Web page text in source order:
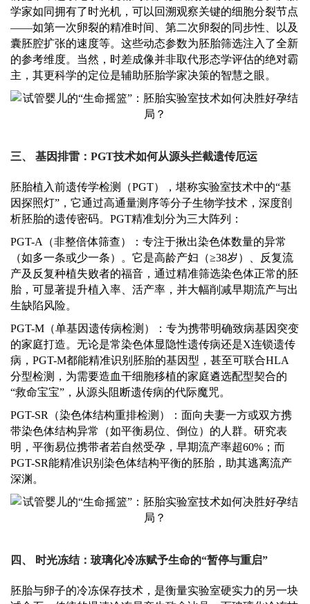
学家如同拥有了时光机，可以回溯观察关键的细胞分裂节点
——如第一次卵裂的精准时间、第二次卵裂的同步性、以及
囊胚腔扩张的速度等。这些动态参数为胚胎筛选注入了全新
的参考维度。当然，时差成像并非取代形态学评估的绝对霸
主，其更科学的定位是辅助胚胎学家决策的智慧之眼。
三、 基因排雷： PGT技术如何从源头拦截遗传厄运
胚胎植入前遗传学检测（PGT），堪称实验室技术中的“基
因探照灯”，它通过高通量测序等分子生物学技术，深度剖
析胚胎的遗传密码。PGT精准划分为三大阵列：
PGT-A（非整倍体筛查）：专注于揪出染色体数量的异常
（如多一条或少一条）。它是高龄产妇（≥38岁）、反复流
产及反复种植失败者的福音，通过精准筛选染色体正常的胚
胎，可显著提升植入率、活产率，并大幅削减早期流产与出
生缺陷风险。
PGT-M（单基因遗传病检测）：专为携带明确致病基因突变
的家庭打造。无论是常染色体显隐性遗传病还是X连锁遗传
病，PGT-M都能精准识别胚胎的基因型，甚至可联合HLA
分型检测，为需要造血干细胞移植的家庭遴选配型契合的
“救命宝宝”，从源头阻断遗传病的代际魔咒。
PGT-SR（染色体结构重排检测）：面向夫妻一方或双方携
带染色体结构异常（如平衡易位、倒位）的人群。研究表
明，平衡易位携带者若自然受孕，早期流产率超60%；而
PGT-SR能精准识别染色体结构平衡的胚胎，助其逃离流产
深渊。
四、 时光冻结：玻璃化冷冻赋予生命的“暂停与重启”
胚胎与卵子的冷冻保存技术，是衡量实验室硬实力的另一块